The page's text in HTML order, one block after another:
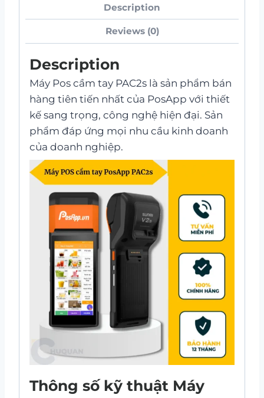
Description
Reviews (0)
Description
Máy Pos cầm tay PAC2s là sản phẩm bán
hàng tiên tiến nhất của PosApp với thiết
kế sang trọng, công nghệ hiện đại. Sản
phẩm đáp ứng mọi nhu cầu kinh doanh
của doanh nghiệp.
Thông số kỹ thuật Máy